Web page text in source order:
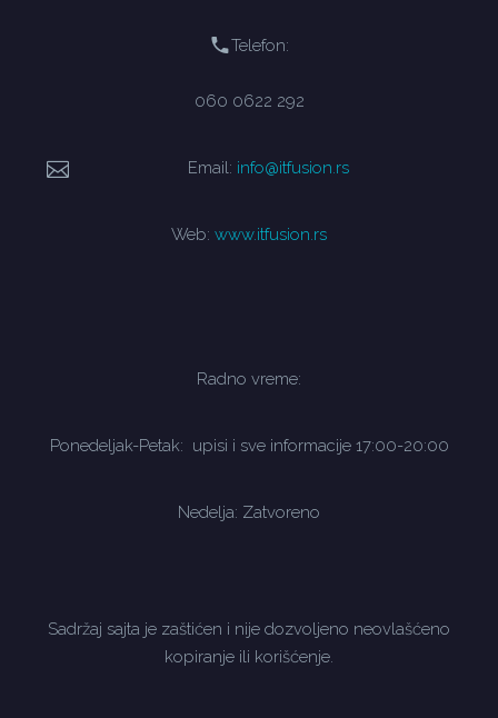
Telefon:
060 0622 292
Email: info@itfusion.rs
Web: www.itfusion.rs
Radno vreme:
Ponedeljak-Petak: upisi i sve informacije 17:00-20:00
Nedelja: Zatvoreno
Sadržaj sajta je zaštićen i nije dozvoljeno neovlašćeno
kopiranje ili korišćenje.